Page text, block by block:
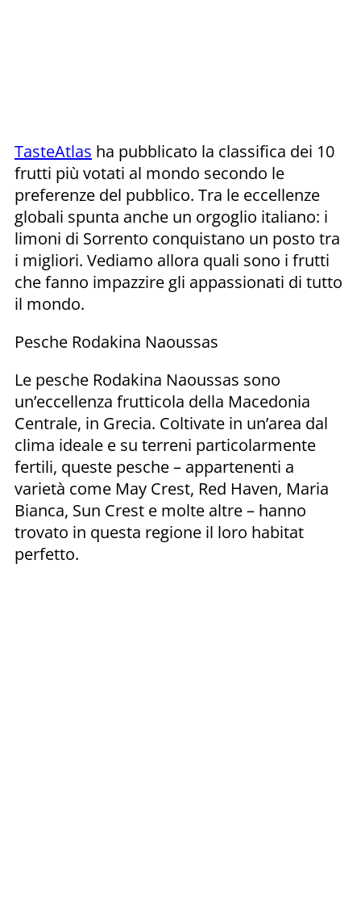
TasteAtlas ha pubblicato la classifica dei 10
frutti più votati al mondo secondo le
preferenze del pubblico. Tra le eccellenze
globali spunta anche un orgoglio italiano: i
limoni di Sorrento conquistano un posto tra
i migliori. Vediamo allora quali sono i frutti
che fanno impazzire gli appassionati di tutto
il mondo.
Pesche Rodakina Naoussas
Le pesche Rodakina Naoussas sono
un’eccellenza frutticola della Macedonia
Centrale, in Grecia. Coltivate in un’area dal
clima ideale e su terreni particolarmente
fertili, queste pesche – appartenenti a
varietà come May Crest, Red Haven, Maria
Bianca, Sun Crest e molte altre – hanno
trovato in questa regione il loro habitat
perfetto.